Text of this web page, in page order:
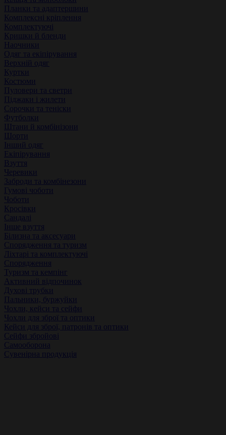
Планки та адаптершини
Комплексні кріплення
Комплектуючі
Кришки й бленди
Наочники
Одяг та екіпірування
Верхній одяг
Куртки
Костюми
Пуловери та светри
Піджаки і жилети
Сорочки та теніски
Футболки
Штани й комбінізони
Шорти
Інший одяг
Екіпірування
Взуття
Черевики
Заброди та комбінезони
Гумові чоботи
Чоботи
Кросівки
Сандалі
Інше взуття
Білизна та аксесуари
Спорядження та туризм
Ліхтарі та комплектуючі
Спорядження
Туризм та кемпінг
Активний відпочинок
Духові трубки
Пальники, буржуйки
Чохли, кейси та сейфи
Чохли для зброї та оптики
Кейси для зброї, патронів та оптики
Сейфи збройові
Самооборона
Сувенірна продукція